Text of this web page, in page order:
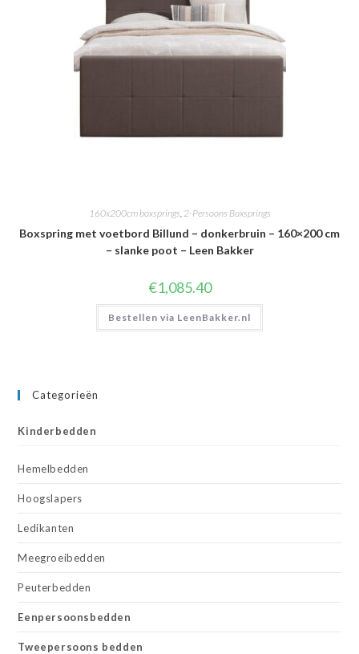
160x200cm boxsprings,2-Persoons Boxsprings
Boxspring met voetbord Billund – donkerbruin – 160×200 cm
– slanke poot – Leen Bakker
€1,085.40
Bestellen via LeenBakker.nl
Categorieën
Kinderbedden
Hemelbedden
Hoogslapers
Ledikanten
Meegroeibedden
Peuterbedden
Eenpersoonsbedden
Tweepersoons bedden